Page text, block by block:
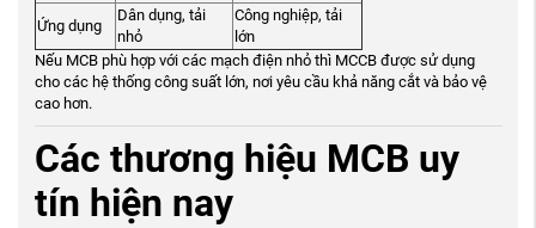
Ứng dụng
Dân dụng, tải
nhỏ
Công nghiệp, tải
lớn
Nếu MCB phù hợp với các mạch điện nhỏ thì MCCB được sử dụng
cho các hệ thống công suất lớn, nơi yêu cầu khả năng cắt và bảo vệ
cao hơn.
Các thương hiệu MCB uy
tín hiện nay